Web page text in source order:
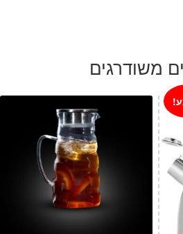
משודרגים